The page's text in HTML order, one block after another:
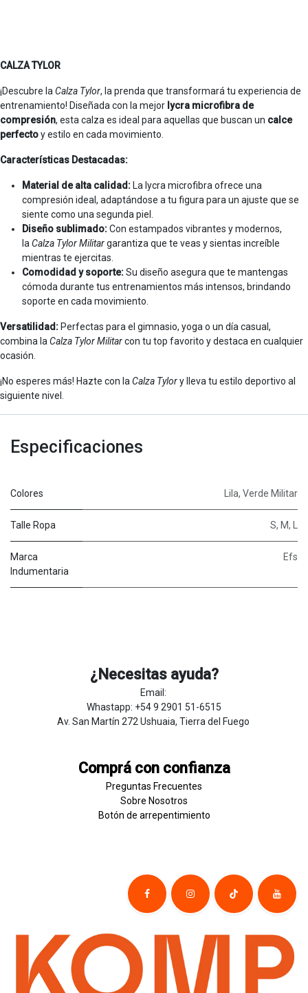
CALZA TYLOR
¡Descubre la Calza Tylor, la prenda que transformará tu experiencia de
entrenamiento! Diseñada con la mejor lycra microfibra de
compresión, esta calza es ideal para aquellas que buscan un calce
perfectoy estilo en cada movimiento.
Características Destacadas:
Material de alta calidad: La lycra microfibra ofrece una
compresión ideal, adaptándose a tu figura para un ajuste que se
siente como una segunda piel.
Diseño sublimado:Con estampados vibrantes y modernos,
la Calza Tylor Militargarantiza que te veas y sientas increíble
mientras te ejercitas.
Comodidad y soporte:Su diseño asegura que te mantengas
cómoda durante tus entrenamientos más intensos, brindando
soporte en cada movimiento.
Versatilidad: Perfectas para el gimnasio, yoga o un día casual,
combina la Calza Tylor Militarcon tu top favorito y destaca en cualquier
ocasión.
¡No esperes más! Hazte con la Calza Tylory lleva tu estilo deportivo al
siguiente nivel.
Especificaciones
Colores Lila, Verde Militar
Talle Ropa S, M,
Marca
Indumentaria
Efs
¿Necesitas ayuda?
Email:
Whastapp: +54 9 2901 51-6515
Av. San Martín 272 Ushuaia, Tierra del Fuego
Comprá con confianza
Preguntas Frecuentes
Sobre Nosotros
Botón de ​arrepentim​​​iento